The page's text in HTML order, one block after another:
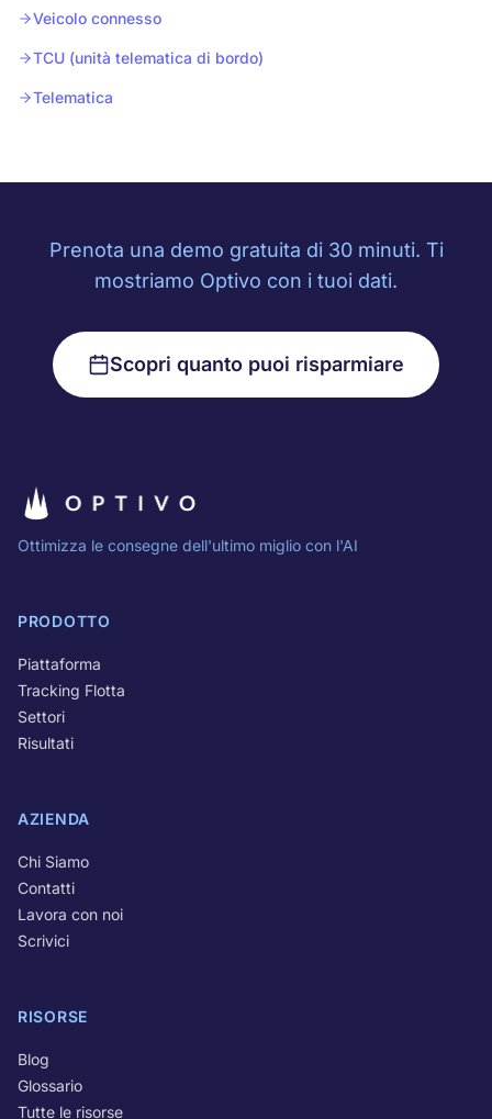
Veicolo connesso
TCU (unità telematica di bordo)
Telematica
Prenota una demo gratuita di 30 minuti. Ti
mostriamo Optivo con i tuoi dati.
Scopri quanto puoi risparmiare
Ottimizza le consegne dell'ultimo miglio con l'AI
PRODOTTO
Piattaforma
Tracking Flotta
Settori
Risultati
AZIENDA
Chi Siamo
Contatti
Lavora con noi
Scrivici
RISORSE
Blog
Glossario
Tutte le risorse